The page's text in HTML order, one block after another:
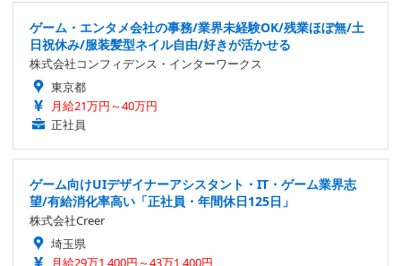
ゲーム・エンタメ会社の事務/業界未経験OK/残業ほぼ無/土
日祝休み/服装髪型ネイル自由/好きが活かせる
株式会社コンフィデンス・インターワークス
東京都
月給21万円～40万円
正社員
ゲーム向けUIデザイナーアシスタント・IT・ゲーム業界志
望/有給消化率高い「正社員・年間休日125日」
株式会社Creer
埼玉県